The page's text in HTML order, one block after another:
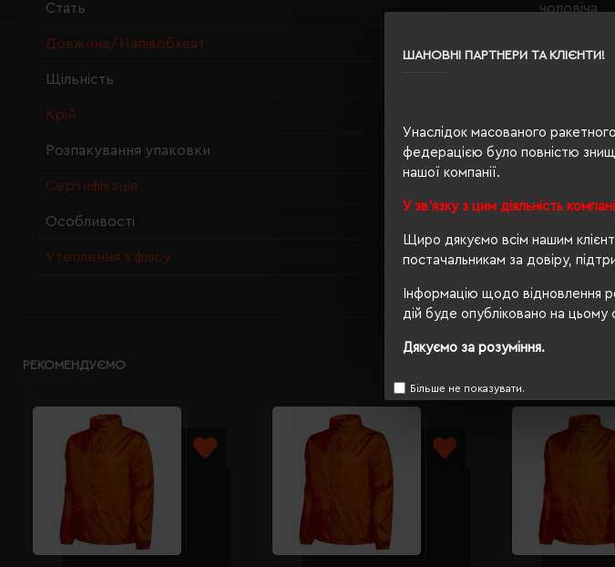
ШАНОВНІ ПАРТНЕРИ ТА КЛІЄНТИ!
Унаслідок масованого
федерацією було повністю
нашої компанії.
У зв'язку з цим діяльність
Щиро дякуємо всім нашим
постачальникам за довіру,
Інформацію щодо відновлення
дій буде опубліковано на цьому
Дякуємо за розуміння.
Більше не показувати.
Стать чоловіча
Довжина/Напівобхват
Щільність
Крій
Розпакування упаковки Ні
Сертифікація
Особливості
Утеплення з флісу так
РЕКОМЕНДУЄМО